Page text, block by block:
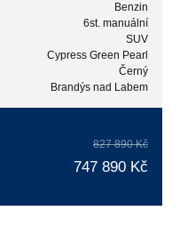
Benzin
6st. manuální
SUV
Cypress Green Pearl
Černý
Brandýs nad Labem
827 890 Kč
747 890 Kč